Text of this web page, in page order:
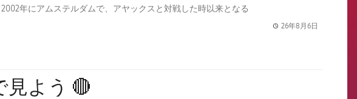
年にアムステルダムで、アヤックスと対戦した時以来となる
26年8月6日
よう 🔴